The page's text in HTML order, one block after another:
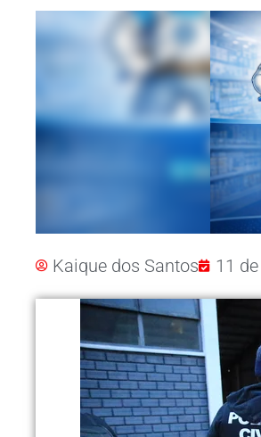
Kaique dos Santos 11